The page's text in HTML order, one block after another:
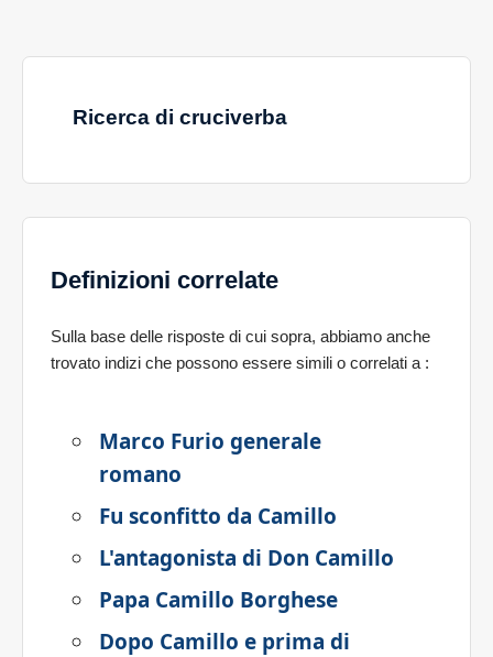
Ricerca di cruciverba
Definizioni correlate
Sulla base delle risposte di cui sopra, abbiamo anche
trovato indizi che possono essere simili o correlati a :
Marco Furio generale
romano
Fu sconfitto da Camillo
L'antagonista di Don Camillo
Papa Camillo Borghese
Dopo Camillo e prima di